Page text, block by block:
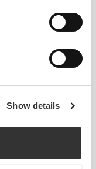
Show details
13 κριτικές